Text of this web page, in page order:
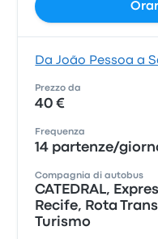
Da João Pessoa a
Prezzo da
40 €
Frequenza
14 partenze/
Compagnia di autobus
CATEDRAL,
Recife, Rota
Turismo